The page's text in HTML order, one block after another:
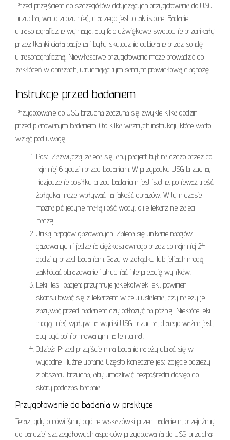
Przed przejściem do szczegółów dotyczących przygotowania do USG
brzucha, warto zrozumieć, dlaczego jest to tak istotne. Badanie
ultrasonograficzne wymaga, aby fale dźwiękowe swobodnie przenikały
przez tkanki ciała pacjenta i były skutecznie odbierane przez sondę
ultrasonograficzną. Niewłaściwe przygotowanie może prowadzić do
zakłóceń w obrazach, utrudniając tym samym prawidłową diagnozę.
Instrukcje przed badaniem
Przygotowanie do USG brzucha zaczyna się zwykle kilka godzin
przed planowanym badaniem. Oto kilka ważnych instrukcji, które warto
wziąć pod uwagę:
Post: Zazwyczaj zaleca się, aby pacjent był na czczo przez co
najmniej 6 godzin przed badaniem. W przypadku USG brzucha,
niezjedzenie posiłku przed badaniem jest istotne, ponieważ treść
żołądka może wpływać na jakość obrazów. W tym czasie
można pić jedynie małą ilość wody, o ile lekarz nie zaleci
inaczej.
Unikaj napojów gazowanych: Zaleca się unikanie napojów
gazowanych i jedzenia ciężkostrawnego przez co najmniej 24
godziny przed badaniem. Gazy w żołądku lub jelitach mogą
zakłócać obrazowanie i utrudniać interpretację wyników.
Leki: Jeśli pacjent przyjmuje jakiekolwiek leki, powinien
skonsultować się z lekarzem w celu ustalenia, czy należy je
zażywać przed badaniem czy odłożyć na później. Niektóre leki
mogą mieć wpływ na wyniki USG brzucha, dlatego ważne jest,
aby być poinformowanym na ten temat.
Odzież: Przed przyjściem na badanie należy ubrać się w
wygodne i luźne ubrania. Często konieczne jest zdjęcie odzieży
z obszaru brzucha, aby umożliwić bezpośredni dostęp do
skóry podczas badania.
Przygotowanie do badania w praktyce
Teraz, gdy omówiliśmy ogólne wskazówki przed badaniem, przejdźmy
do bardziej szczegółowych aspektów przygotowania do USG brzucha: